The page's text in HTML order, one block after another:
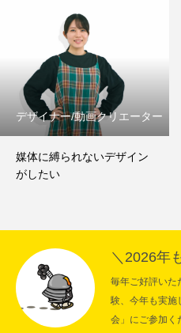
デザイナー/動画クリエーター
媒体に縛られないデザイン
がしたい
＼2026年
毎年ご好評いた
験、今年も実施
会」にご参加